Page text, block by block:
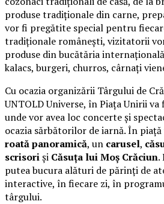
produse tradiționale din carne,
vor fi pregătite special pentru
tradiționale românești, vizitatorii
produse din bucătăria
kalacs, burgeri, churros, cârnați
Cu ocazia organizării Târgului de
UNTOLD Universe, în Piața Unirii va
unde vor avea loc concerte și
ocazia sărbătorilor de iarnă. În
roată panoramică, un carusel,
scrisoriși Căsuța lui Moș Crăciun.
putea bucura alături de părinți de
interactive, în fiecare zi, în
târgului.